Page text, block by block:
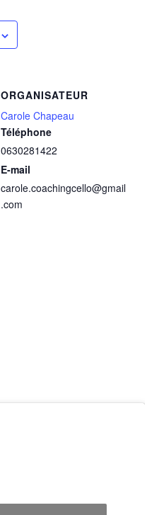
ORGANISATEUR
Carole Chapeau
Téléphone
0630281422
E-mail
carole.coachingcello@gmail
.com